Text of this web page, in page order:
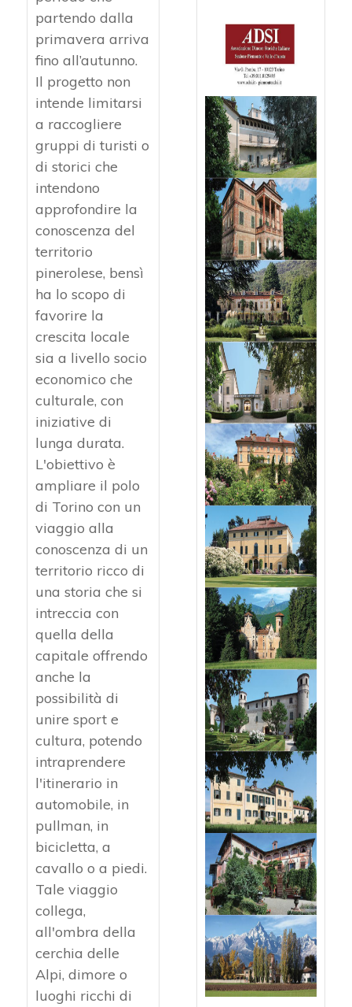
partendo dalla
primavera arriva
fino all’autunno.
Il progetto non
intende limitarsi
a raccogliere
gruppi di turisti o
di storici che
intendono
approfondire la
conoscenza del
territorio
pinerolese, bensì
ha lo scopo di
favorire la
crescita locale
sia a livello socio
economico che
culturale, con
iniziative di
lunga durata.
L'obiettivo è
ampliare il polo
di Torino con un
viaggio alla
conoscenza di un
territorio ricco di
una storia che si
intreccia con
quella della
capitale offrendo
anche la
possibilità di
unire sport e
cultura, potendo
intraprendere
l'itinerario in
automobile, in
pullman, in
bicicletta, a
cavallo o a piedi.
Tale viaggio
collega,
all'ombra della
cerchia delle
Alpi, dimore o
luoghi ricchi di